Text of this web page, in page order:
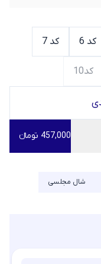
کد 6 کد 7
کد10
457,000 تومانء
شال مجلسی